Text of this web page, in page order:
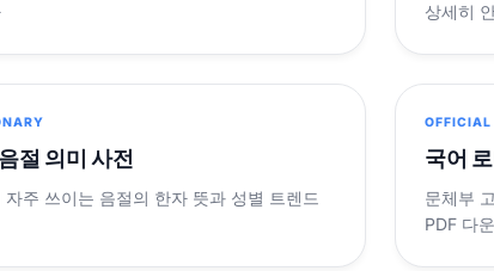
상세히
절 의미 사전
자주 쓰이는 음절의 한자 뜻과 성별 트렌드
국어
문체부
PDF 다